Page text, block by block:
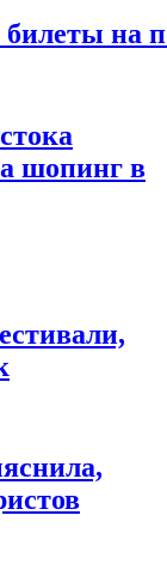
на
шопинг в